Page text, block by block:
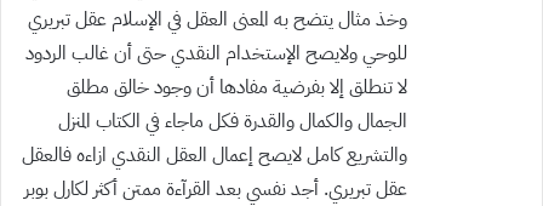
وخذ مثال يتضح به المعنى العقل في الإسلام عقل تبريري
للوحي ولايصح الإستخدام النقدي حتى أن غالب الردود
لا تنطلق إلا بفرضية مفادها أن وجود خالق مطلق
الجمال والكمال والقدرة فكل ماجاء في الكتاب المنزل
والتشريع كامل لايصح إعمال العقل النقدي ازاءه فالعقل
عقل تبريري. أجد نفسي بعد القرآءة ممتن أكثر لكارل بوبر